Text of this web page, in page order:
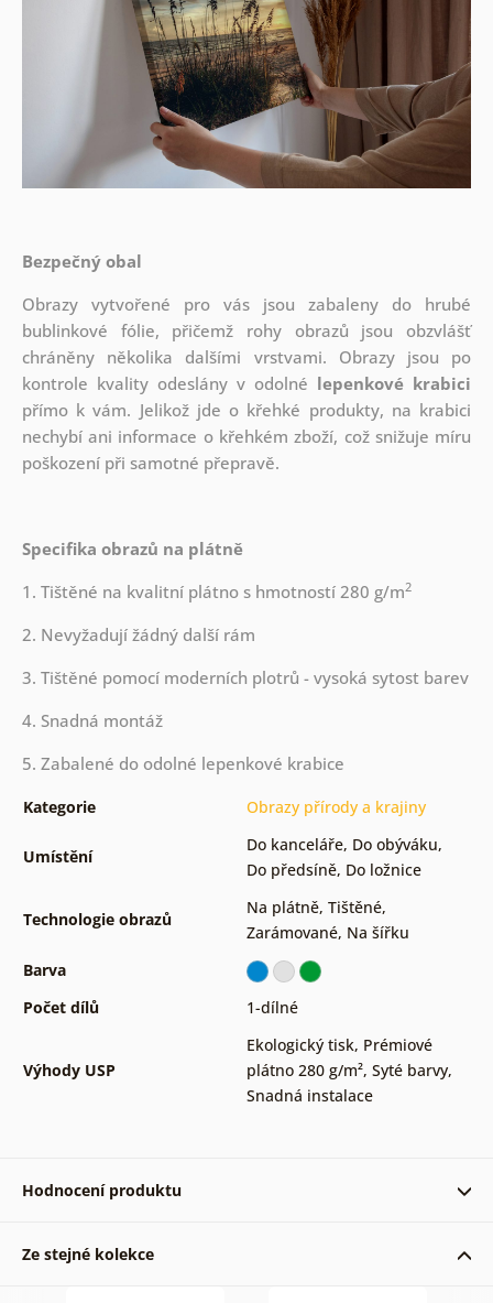
Bezpečný obal
Obrazy vytvořené pro vás jsou zabaleny do hrubé
bublinkové fólie, přičemž rohy obrazů jsou obzvlášť
chráněny několika dalšími vrstvami. Obrazy jsou po
kontrole kvality odeslány v odolné lepenkové krabici
přímo k vám. Jelikož jde o křehké produkty, na krabici
nechybí ani informace o křehkém zboží, což snižuje míru
poškození při samotné přepravě.
Specifika obrazů na plátně
1. Tištěné na kvalitní plátno s hmotností 280 g/m2
2. Nevyžadují žádný další rám
3. Tištěné pomocí moderních plotrů - vysoká sytost barev
4. Snadná montáž
5. Zabalené do odolné lepenkové krabice
Kategorie Obrazy přírody a krajiny
Umístění
Do kanceláře, Do obýváku,
Do předsíně, Do ložnice
Technologie obrazů
Na plátně, Tištěné,
Zarámované, Na šířku
Barva
Počet dílů
1-dílné
Výhody USP
Ekologický tisk, Prémiové
plátno 280 g/m², Syté barvy,
Snadná instalace
Hodnocení produktu
Ze stejné kolekce